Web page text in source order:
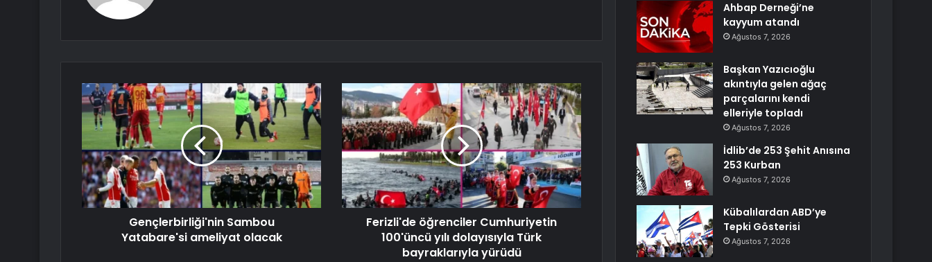
Gençlerbirliği'nin Sambou
Yatabare'si ameliyat olacak
Ferizli'de öğrenciler Cumhuriyetin
100'üncü yılı dolayısıyla Türk
bayraklarıyla yürüdü
Ahbap Derneği’ne
kayyum atandı
Ağustos 7, 2026
Başkan Yazıcıoğlu
akıntıyla gelen ağaç
parçalarını kendi
elleriyle topladı
Ağustos 7, 2026
İdlib’de 253 Şehit Anısına
253 Kurban
Ağustos 7, 2026
Kübalılardan ABD’ye
Tepki Gösterisi
Ağustos 7, 2026